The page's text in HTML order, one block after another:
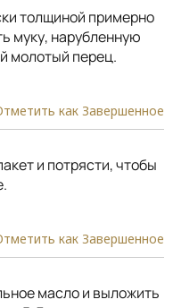
толщиной примерно
муку, нарубленную
молотый перец.
как Завершенное
и потрясти, чтобы
как Завершенное
масло и выложить